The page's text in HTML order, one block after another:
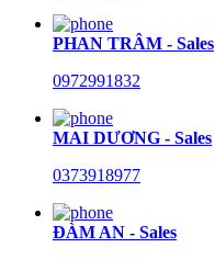
PHAN TRÂM - Sales
0972991832
MAI DƯƠNG - Sales
0373918977
ĐÀM AN - Sales